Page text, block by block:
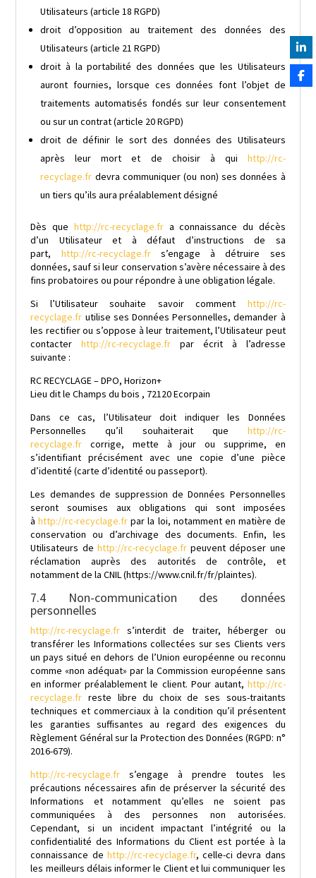
Utilisateurs (article 18 RGPD)
droit d’opposition au traitement des données des
Utilisateurs (article 21 RGPD)
droit à la portabilité des données que les Utilisateurs
auront fournies, lorsque ces données font l’objet de
traitements automatisés fondés sur leur consentement
ou sur un contrat (article 20 RGPD)
droit de définir le sort des données des Utilisateurs
après leur mort et de choisir à qui
http://rc-
recyclage.fr devra communiquer (ou non) ses données à
un tiers qu’ils aura préalablement désigné
Dès que http://rc-recyclage.fr a connaissance du décès
d’un Utilisateur et à défaut d’instructions de sa
part,
http://rc-recyclage.fr
s’engage à détruire ses
données, sauf si leur conservation s’avère nécessaire à des
fins probatoires ou pour répondre à une obligation légale.
Si l’Utilisateur souhaite savoir comment
http://rc-
recyclage.fr utilise ses Données Personnelles, demander à
les rectifier ou s’oppose à leur traitement, l’Utilisateur peut
contacter
http://rc-recyclage.fr
par écrit à l’adresse
suivante :
RC RECYCLAGE – DPO, Horizon+
Lieu dit le Champs du bois , 72120 Ecorpain
Dans ce cas, l’Utilisateur doit indiquer les Données
Personnelles qu’il souhaiterait que
http://rc-
recyclage.fr
corrige, mette à jour ou supprime, en
s’identifiant précisément avec une copie d’une pièce
d’identité (carte d’identité ou passeport).
Les demandes de suppression de Données Personnelles
seront soumises aux obligations qui sont imposées
à http://rc-recyclage.fr par la loi, notamment en matière de
conservation ou d’archivage des documents. Enfin, les
Utilisateurs de http://rc-recyclage.fr peuvent déposer une
réclamation auprès des autorités de contrôle, et
notamment de la CNIL (https://www.cnil.fr/fr/plaintes).
7.4 Non-communication des données
personnelles
http://rc-recyclage.fr s’interdit de traiter, héberger ou
transférer les Informations collectées sur ses Clients vers
un pays situé en dehors de l’Union européenne ou reconnu
comme «non adéquat» par la Commission européenne sans
en informer préalablement le client. Pour autant, http://rc-
recyclage.fr reste libre du choix de ses sous-traitants
techniques et commerciaux à la condition qu’il présentent
les garanties suffisantes au regard des exigences du
Règlement Général sur la Protection des Données (RGPD: n°
2016-679).
http://rc-recyclage.fr
s’engage à prendre toutes les
précautions nécessaires afin de préserver la sécurité des
Informations et notamment qu’elles ne soient pas
communiquées à des personnes non autorisées.
Cependant, si un incident impactant l’intégrité ou la
confidentialité des Informations du Client est portée à la
connaissance de http://rc-recyclage.fr, celle-ci devra dans
les meilleurs délais informer le Client et lui communiquer les